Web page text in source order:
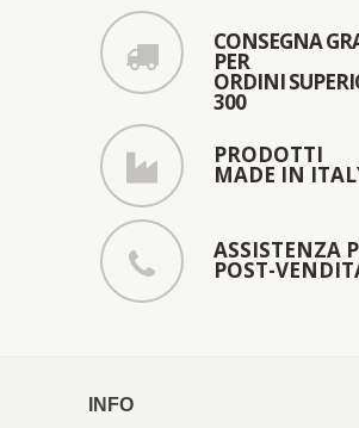
CONSEGNA
PER
ORDINI
300
PRODOTTI
MADE IN
ASSISTENZA
POST-
INFO